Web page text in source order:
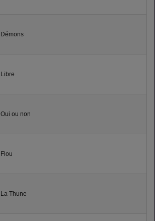
Démons
Libre
Oui ou non
Flou
La Thune